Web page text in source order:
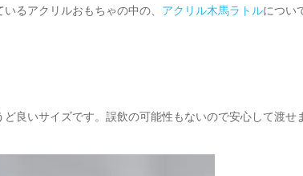
るアクリルおもちゃの中の、 アクリル木馬ラトルについ
良いサイズです。誤飲の可能性もないので安心して渡せ